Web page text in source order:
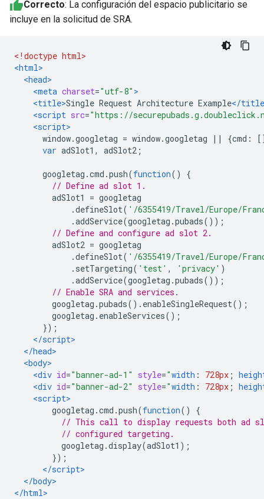
Correcto: La configuración del espacio publicitario se
incluye en la solicitud de SRA.
<!doctype html>
<html>
<head>
<meta charset="utf-8" >
<title>Single Request Architecture Example</
<script src="https://
<script>
window.googletag = window.googletag || {cmd :
var adSlot1 , adSlot2 ;
googletag .cmd .push(function()
{
// Define ad slot 1.
adSlot1 = googletag
.defineSlot( '/6355419/Travel/Europe/
.addService(googletag .pubads());
// Define and configure ad slot 2.
adSlot2 = googletag
.defineSlot( '/6355419/Travel/Europe/
. setTargeting( 'test' , 'privacy' )
.addService(googletag .pubads());
// Enable SRA and services.
googletag .pubads(). enableSingleRequest();
googletag . enableServices();
});
</script>
</head>
<body>
<div id="banner-ad-1" style="width : 728px ;
<div id="banner-ad-2" style="width : 728px ;
<script>
googletag .cmd .push(function()
{
// This call to display requests both ad
// configured targeting.
googletag .display(adSlot1 );
});
</script>
</body>
</html>